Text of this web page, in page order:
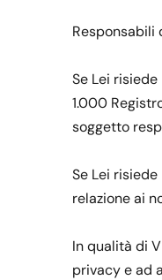
Se Lei risiede
1.000
soggetto
Se Lei
relazione ai
In qualità di
privacy e ad